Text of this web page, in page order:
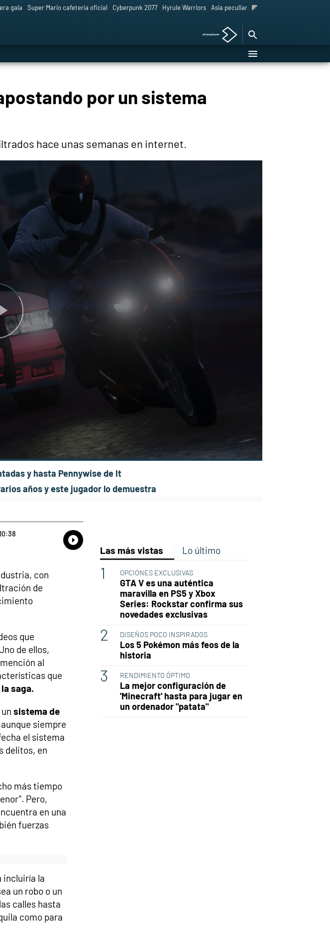
gala Super Mario cafetería oficial Cyberpunk 2077 Hyrule Warriors Asia peculiar tradición
por un sistema
hace unas semanas en internet.
y hasta Pennywise de It
años y este jugador lo demuestra
Whatsapp
Compartir
con
de
que
de ellos,
al
que
saga.
sistema de
aunque siempre
el sistema
delitos, en
más tiempo
Pero,
en una
fuerzas
incluiría la
un robo o un
calles hasta
como para
Las más vistas Lo último
OPCIONES EXCLUSIVAS
GTA V es una auténtica
maravilla en PS5 y Xbox
Series: Rockstar confirma sus
novedades exclusivas
DISEÑOS POCO INSPIRADOS
Los 5 Pokémon más feos de la
historia
RENDIMIENTO ÓPTIMO
La mejor configuración de
'Minecraft' hasta para jugar en
un ordenador "patata"